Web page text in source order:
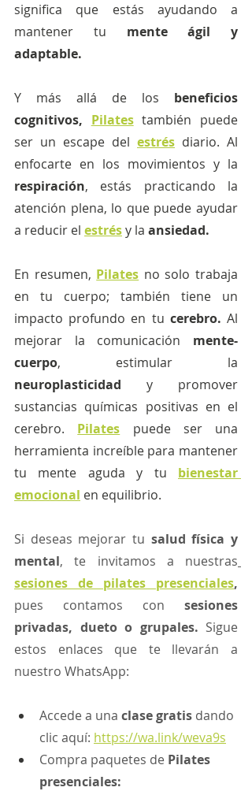
significa que estás ayudando a
mantener tu mente ágil y
adaptable.
Y más allá de los beneficios
cognitivos, Pilates también puede
ser un escape del estrés diario. Al
respiración, estás practicando la
atención plena, lo que puede ayudar
a reducir el estrés y la ansiedad.
En resumen, Pilates no solo trabaja
en tu cuerpo; también tiene un
impacto profundo en tu cerebro. Al
mejorar la comunicación mente-
cuerpo
neuroplasticidad y promover
sustancias químicas positivas en el
cerebro. Pilates
puede ser una
herramienta increíble para mantener
tu mente aguda y tu
bienestar
emocional en equilibrio.
Si deseas mejorar tu salud física y
mental, te invitamos a nuestras
sesiones de pilates presenciales,
pues contamos con sesiones
privadas, dueto o grupales. Sigue
estos enlaces que te llevarán a
nuestro WhatsApp:
Accede a una clase gratis dando
clic aquí: https://wa.link/weva9s
Compra paquetes de Pilates
presenciales: